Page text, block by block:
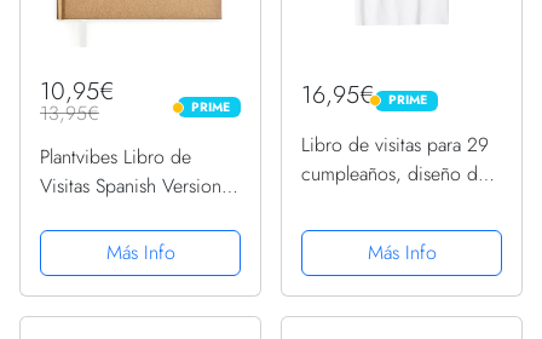
10,95€
13,95€ PRIME
PRIME
Plantvibes Libro de
Visitas Spanish Version
Fiestas de Cumpleaños,
72 Páginas, Tapa Dura,
Papel, Libro de Visitas
Más Info
16,95€ PRIME
PRIME
Libro de visitas para 29
cumpleaños, diseño de
Camiseta
Más Info